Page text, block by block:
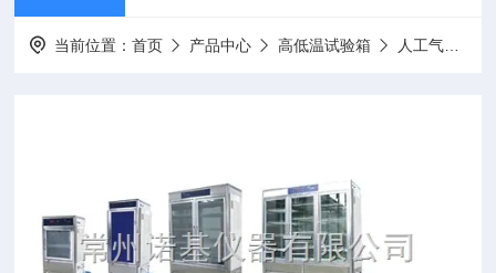
当前位置：首页 产品中心 高低温试验箱 人工气候箱